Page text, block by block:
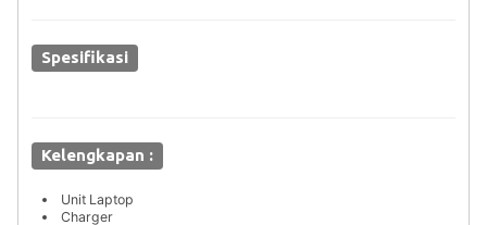
Spesifikasi
Kelengkapan :
Unit Laptop
Charger